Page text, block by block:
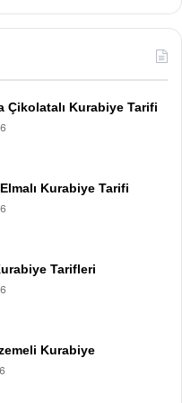
Çikolatalı Kurabiye Tarifi
Kurabiye Tarifi
Tarifleri
Kurabiye